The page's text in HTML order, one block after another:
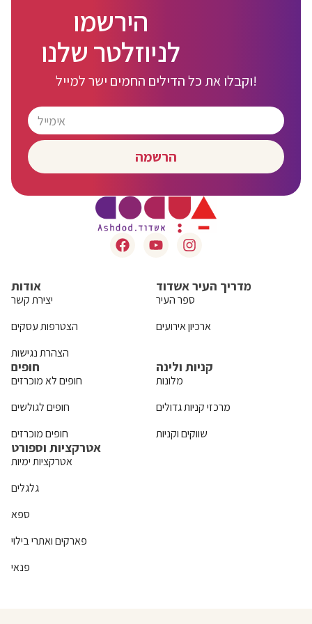
הירשמו
לניוזלטר שלנו
וקבלו את כל הדילים החמים ישר למייל!
הרשמה
אודות
יצירת קשר
הצטרפות עסקים
הצהרת נגישות
מדריך העיר אשדוד
ספר העיר
ארכיון אירועים
חופים
חופים לא מוכרזים
חופים לגולשים
חופים מוכרזים
קניות ולינה
מלונות
מרכזי קניות גדולים
שווקים וקניות
אטרקציות וספורט
אטרקציות ימיות
גלגלים
ספא
פארקים ואתרי בילוי
פנאי